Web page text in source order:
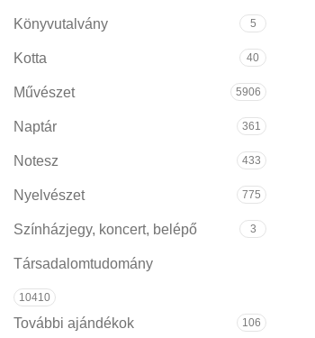
Könyvutalvány 5
Kotta 40
Művészet 5906
Naptár 361
Notesz 433
Nyelvészet 775
Színházjegy, koncert, belépő 3
Társadalomtudomány
10410
További ajándékok 106